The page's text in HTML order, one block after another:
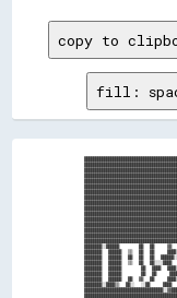
copy to
fill:
████████░░██████      ██  ██    ▓▓
████████  ██████  ▒▒  ██  ██
████████  ██████  ██  ██  ██
████████  ██████  ▒▒  ██
████████  ██████      ██  ████
████████  ██████      ██  ██
████████  ██████  ██  ▓▓  ██
████████░░████▒▒  ██░░  ░░██